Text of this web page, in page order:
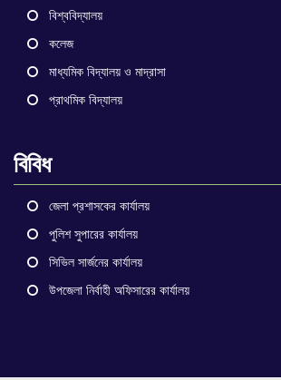
বিশ্ববিদ্যালয়
কলেজ
মাধ্যমিক বিদ্যালয় ও মাদ্রাসা
প্রাথমিক বিদ্যালয়
বিবিধ
জেলা প্রশাসকের কার্যালয়
পুলিশ সুপারের কার্যালয়
সিভিল সার্জনের কার্যালয়
উপজেলা নির্বাহী অফিসারের কার্যালয়